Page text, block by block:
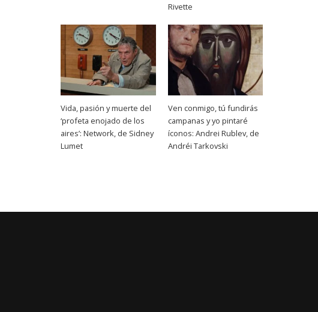
Rivette
Vida, pasión y muerte del
‘profeta enojado de los
aires’: Network, de Sidney
Lumet
Ven conmigo, tú fundirás
campanas y yo pintaré
íconos: Andrei Rublev, de
Andréi Tarkovski